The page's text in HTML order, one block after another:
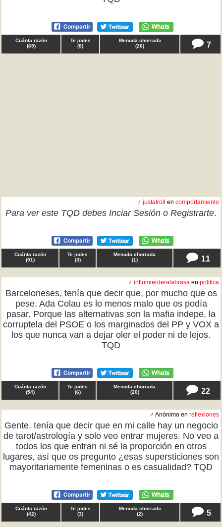
Cuánta razón
(69)
Te jodes
(6)
Menuda chorrada
(26) 7
♂ justatroll en comportamiento
Para ver este TQD debes Inciar Sesión o Registrarte.
Cuánta razón
(91)
Te jodes
(3)
Menuda chorrada
(1) 11
♂ influmierderalabrasa en politica
Barceloneses, tenía que decir que, por mucho que os
pese, Ada Colau es lo menos malo que os podía
pasar. Porque las alternativas son la mafia indepe, la
corruptela del PSOE o los marginados del PP y VOX a
los que nunca van a dejar oler el poder ni de lejos.
TQD
Cuánta razón
(54)
Te jodes
(6)
Menuda chorrada
(20) 22
♂ Anónimo en reflexiones
Gente, tenía que decir que en mi calle hay un negocio
de tarot/astrología y solo veo entrar mujeres. No veo a
todos los que entran ni sé la proporción en otros
lugares, así que os pregunto ¿esas supersticiones son
mayoritariamente femeninas o es casualidad? TQD
Cuánta razón
(42)
Te jodes
(3)
Menuda chorrada
(2) 5